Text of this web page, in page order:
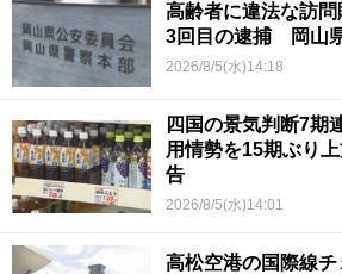
高齢者に違法な訪
3回目の逮捕 岡山
2026/8/5(水)14:18
四国の景気判断7
用情勢を15期ぶり
告
2026/8/5(水)14:01
高松空港の国際線